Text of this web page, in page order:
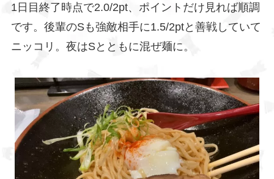
1日目終了時点で2.0/2pt、ポイントだけ見れば順調
です。後輩のSも強敵相手に1.5/2ptと善戦していて
ニッコリ。夜はSとともに混ぜ麺に。